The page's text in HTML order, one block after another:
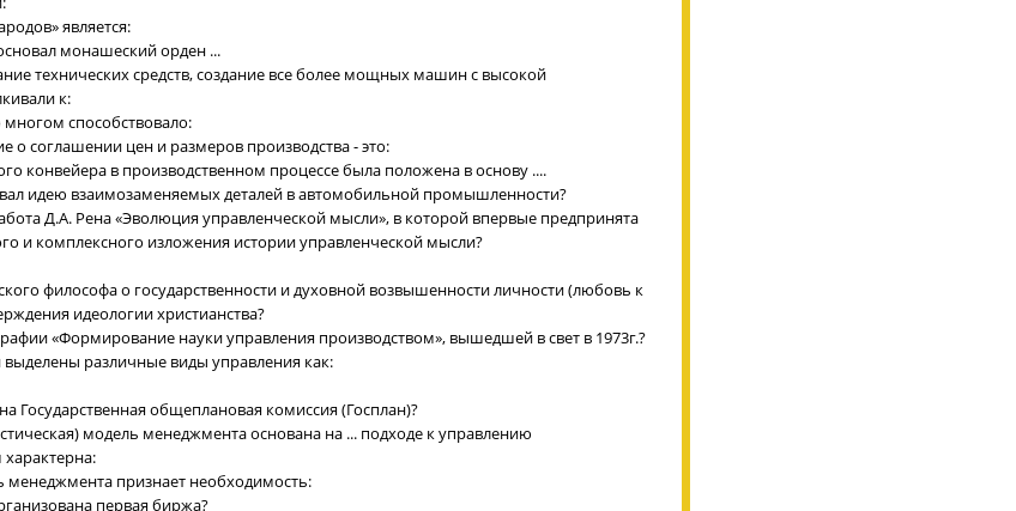
является:
монашеский орден ...
технических средств, создание все более мощных машин с высокой
к:
способствовало:
соглашении цен и размеров производства - это:
конвейера в производственном процессе была положена в основу ....
идею взаимозаменяемых деталей в автомобильной промышленности?
Д.А. Рена «Эволюция управленческой мысли», в которой впервые предпринята
и комплексного изложения истории управленческой мысли?
философа о государственности и духовной возвышенности личности (любовь к
идеологии христианства?
«Формирование науки управления производством», вышедшей в свет в 1973г.?
выделены различные виды управления как:
Государственная общеплановая комиссия (Госплан)?
модель менеджмента основана на ... подходе к управлению
менеджмента признает необходимость:
первая биржа?